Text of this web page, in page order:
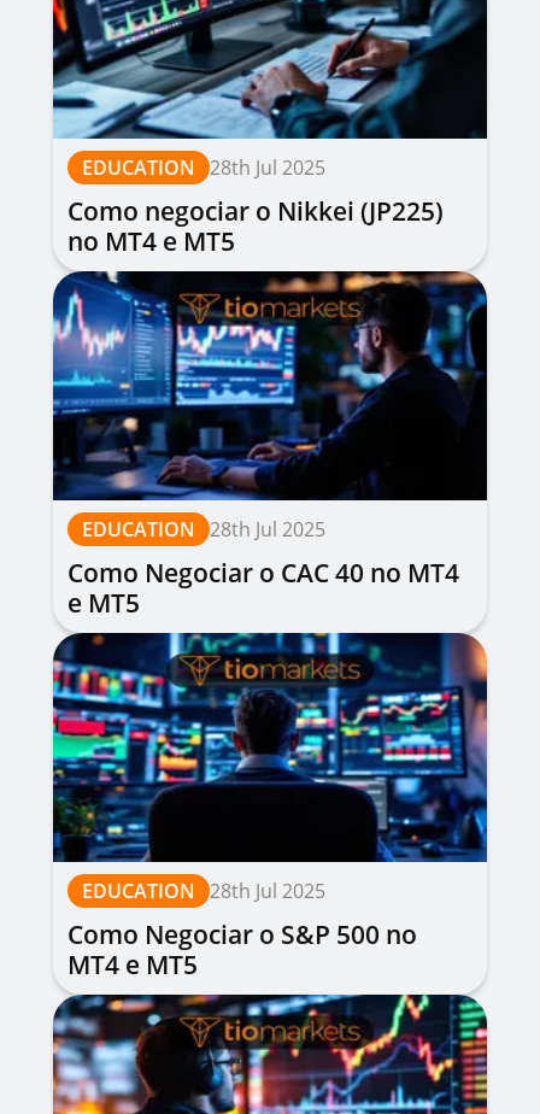
EDUCATION 28th Jul 2025
Como negociar o Nikkei (JP225)
no MT4 e MT5
EDUCATION 28th Jul 2025
Como Negociar o CAC 40 no MT4
e MT5
EDUCATION 28th Jul 2025
Como Negociar o S&P 500 no
MT4 e MT5